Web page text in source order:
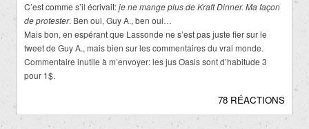
C’est comme s’il écrivait:je ne mange plus de Kraft Dinner. Ma façon
de protester. Ben oui, Guy A., ben oui…
Mais bon, en espérant que Lassonde ne s’est pas juste fier sur le
tweet de Guy A., mais bien sur les commentaires du vrai monde.
Commentaire inutile à m’envoyer: les jus Oasis sont d’habitude 3
pour 1$.
78 RÉACTIONS